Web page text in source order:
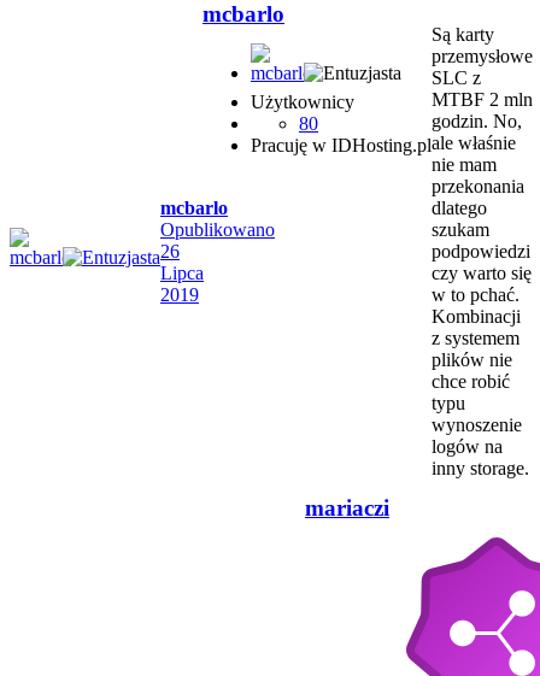
mcbarlo
Opublikowano
26
Lipca
2019
mcbarlo
Użytkownicy
80
Pracuję w IDHosting.pl
Są karty
przemysłowe
SLC z
MTBF 2 mln
godzin. No,
ale właśnie
nie mam
przekonania
dlatego
szukam
podpowiedzi
czy warto się
w to pchać.
Kombinacji
z systemem
plików nie
chce robić
typu
wynoszenie
logów na
inny storage.
mariaczi